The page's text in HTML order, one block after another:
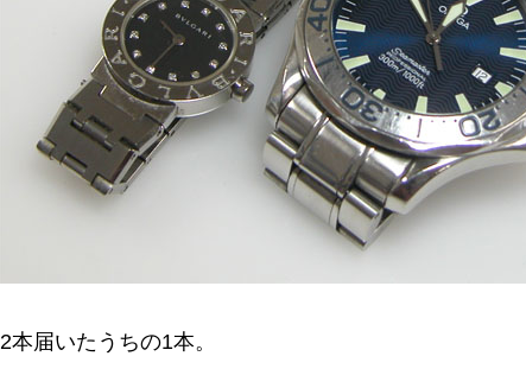
2本届いたうちの1本。